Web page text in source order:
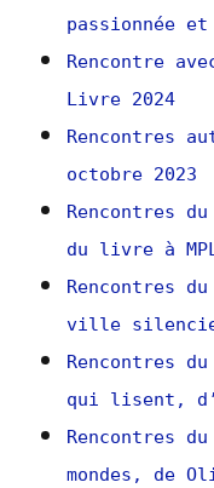
passionnée et
Rencontre
Livre 2024
Rencontres
octobre 2023
Rencontres
du livre à
Rencontres
ville
Rencontres
qui lisent,
Rencontres
mondes, de